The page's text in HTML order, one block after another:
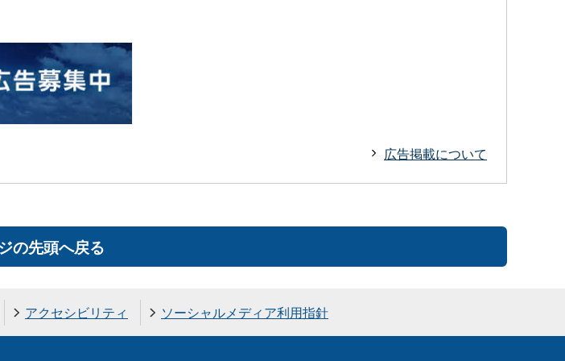
広告掲載について
の先頭へ戻る
アクセシビリティ ソーシャルメディア利用指針